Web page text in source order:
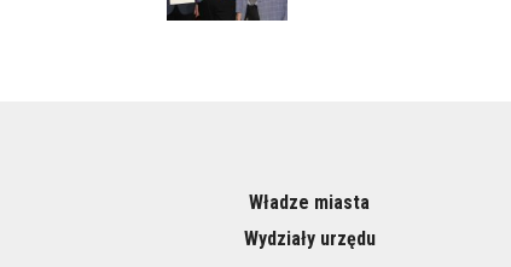
Władze miasta
Wydziały urzędu